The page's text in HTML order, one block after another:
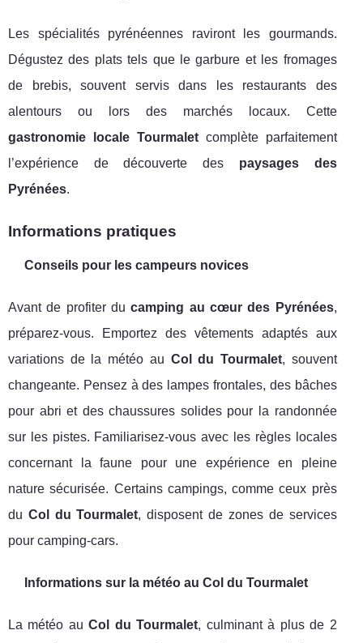
Les spécialités pyrénéennes raviront les gourmands.
Dégustez des plats tels que le garbure et les fromages
de brebis, souvent servis dans les restaurants des
alentours ou lors des marchés locaux. Cette
gastronomie locale Tourmaletcomplète parfaitement
l’expérience de découverte des paysages des
Pyrénées.
Informations pratiques
Conseils pour les campeurs novices
Avant de profiter ducamping au cœur des Pyrénées,
préparez-vous. Emportez des vêtements adaptés aux
variations de la météo au Col du Tourmalet, souvent
changeante. Pensez à des lampes frontales, des bâches
pour abri et des chaussures solides pour la randonnée
sur les pistes. Familiarisez-vous avec les règles locales
concernant la faune pour une expérience en pleine
nature sécurisée. Certains campings, comme ceux près
du Col du Tourmalet, disposent de zones de services
pour camping-cars.
Informations sur la météo au Col du Tourmalet
La météo auCol du Tourmalet, culminant à plus de 2